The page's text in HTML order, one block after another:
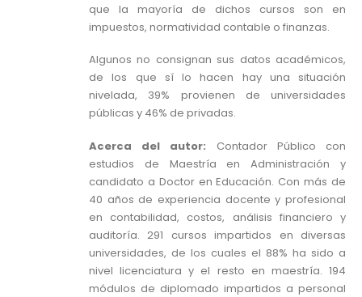
que la mayoría de dichos cursos son en
impuestos, normatividad contable o finanzas.
Algunos no consignan sus datos académicos,
de los que sí lo hacen hay una situación
nivelada, 39% provienen de universidades
públicas y 46% de privadas.
Acerca del autor: Contador Público con
estudios de Maestría en Administración y
candidato a Doctor en Educación. Con más de
40 años de experiencia docente y profesional
en contabilidad, costos, análisis financiero y
auditoría. 291 cursos impartidos en diversas
universidades, de los cuales el 88% ha sido a
nivel licenciatura y el resto en maestría. 194
módulos de diplomado impartidos a personal